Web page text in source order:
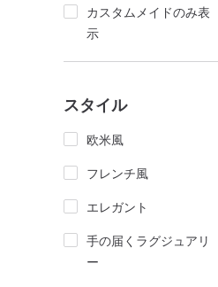
カスタムメイドのみ表
示
スタイル
欧米風
フレンチ風
エレガント
手の届くラグジュアリ
ー